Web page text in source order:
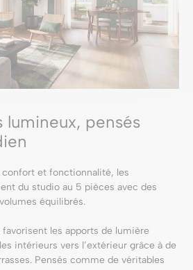
lumineux, pensés
et fonctionnalité, les
du studio au 5 pièces avec des
équilibrés.
les apports de lumière
intérieurs vers l’extérieur grâce à de
Pensés comme de véritables